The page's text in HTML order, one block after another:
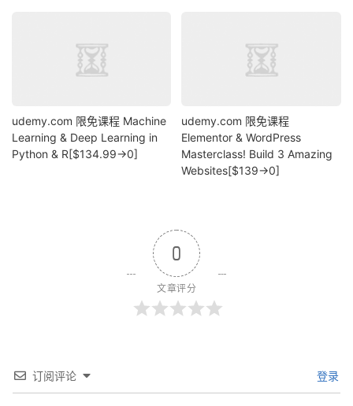
udemy.com 限免课程 Machine
Learning & Deep Learning in
Python & R[$134.99→0]
udemy.com 限免课程
Elementor & WordPress
Masterclass! Build 3 Amazing
Websites[$139→0]
0
文章评分
订阅评论 登录